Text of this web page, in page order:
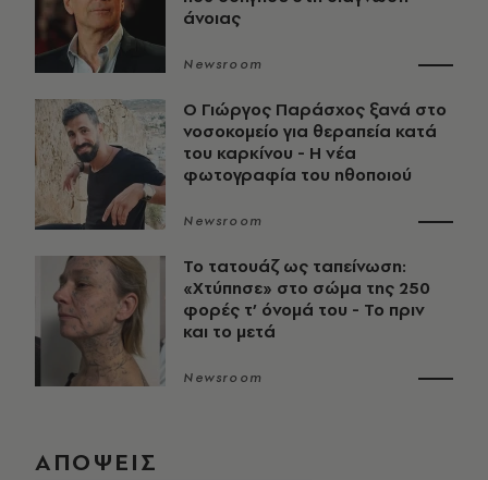
άνοιας
Newsroom
O Γιώργος Παράσχος ξανά στο
νοσοκομείο για θεραπεία κατά
του καρκίνου - Η νέα
φωτογραφία του ηθοποιού
Newsroom
Το τατουάζ ως ταπείνωση:
«Χτύπησε» στο σώμα της 250
φορές τ’ όνομά του - Το πριν
και το μετά
Newsroom
ΑΠΟΨΕΙΣ